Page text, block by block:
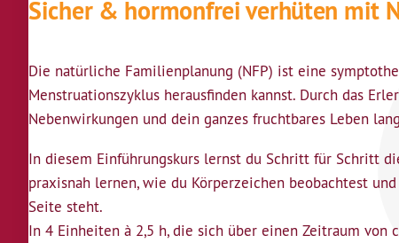
Sicher & hormonfrei verhüten mit
Die natürliche Familienplanung (NFP) ist eine
Menstruationszyklus herausfinden kannst. Durch das
Nebenwirkungen und dein ganzes fruchtbares Leben
In diesem Einführungskurs lernst du Schritt für Schritt
praxisnah lernen, wie du Körperzeichen beobachtest
Seite steht.
In 4 Einheiten à 2,5 h, die sich über einen Zeitraum